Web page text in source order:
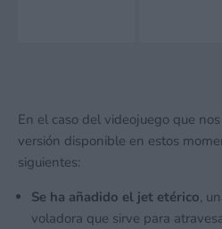
En el caso del videojuego que
versión disponible en estos
siguientes:
Se ha añadido el jet etérico,
voladora que sirve para